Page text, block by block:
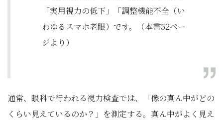
「実用視力の低下」「調整機能不全（い
わゆるスマホ老眼）です。（本書52ペー
ジより）
通常、眼科で行われる視力検査では、「像の真ん中がどの
くらい見えているのか？」を測定する。真ん中がよく見え